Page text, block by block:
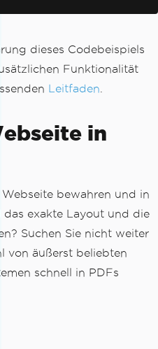
font-weight: b
dieses Codebeispiels
Funktionalität
Leitfaden.
in
bewahren und in
das exakte Layout und die
Suchen Sie nicht weiter
von äußerst beliebten
schnell in PDFs